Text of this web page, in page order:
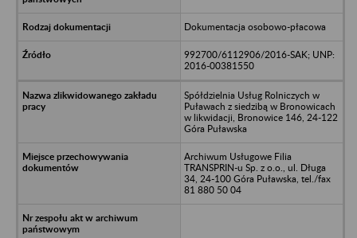
Dokumentacja osobowo-płacowa
992700/6112906/2016-SAK; UNP:
2016-00381550
Spółdzielnia Usług Rolniczych w
Puławach z siedzibą w Bronowicach
w likwidacji, Bronowice 146, 24-122
Góra Puławska
Archiwum Usługowe Filia
TRANSPRIN-u Sp. z o.o., ul. Długa
34, 24-100 Góra Puławska, tel./fax
81 880 50 04